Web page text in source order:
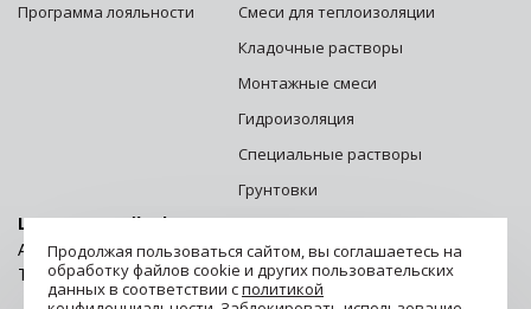
Программа лояльности
Смеси для теплоизоляции
Кладочные растворы
Монтажные смеси
Гидроизоляция
Специальные растворы
Грунтовки
Центральный офис г. Москва:
Адрес: 125252, г. Москва, ул. Зорге, д. 28 стр. 1
Телефон:8 (800) 500-06-06
Продолжая пользоваться сайтом, вы соглашаетесь на
обработку файлов cookie и других пользовательских
данных в соответствии сполитикой